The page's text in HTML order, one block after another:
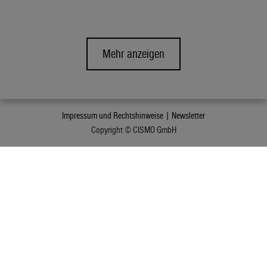
Mehr anzeigen
Impressum und Rechtshinweise | Newsletter
Copyright © CISMO GmbH